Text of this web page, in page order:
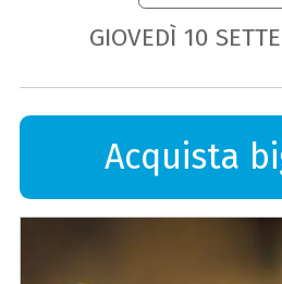
GIOVEDÌ 10
Acquista